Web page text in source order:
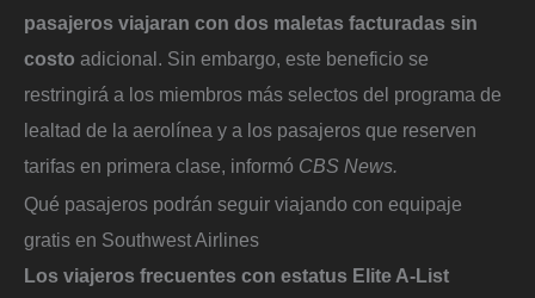
pasajeros viajaran con dos maletas facturadas sin
costo adicional. Sin embargo, este beneficio se
restringirá a los miembros más selectos del programa de
lealtad de la aerolínea y a los pasajeros que reserven
tarifas en primera clase, informó CBS News.
Qué pasajeros podrán seguir viajando con equipaje
gratis en Southwest Airlines
Los viajeros frecuentes con estatus Elite A-List